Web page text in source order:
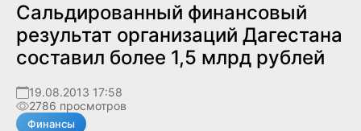
Сальдированный финансовый
результат организаций Дагестана
составил более 1,5 млрд рублей
19.08.2013 17:58
2786 просмотров
Финансы